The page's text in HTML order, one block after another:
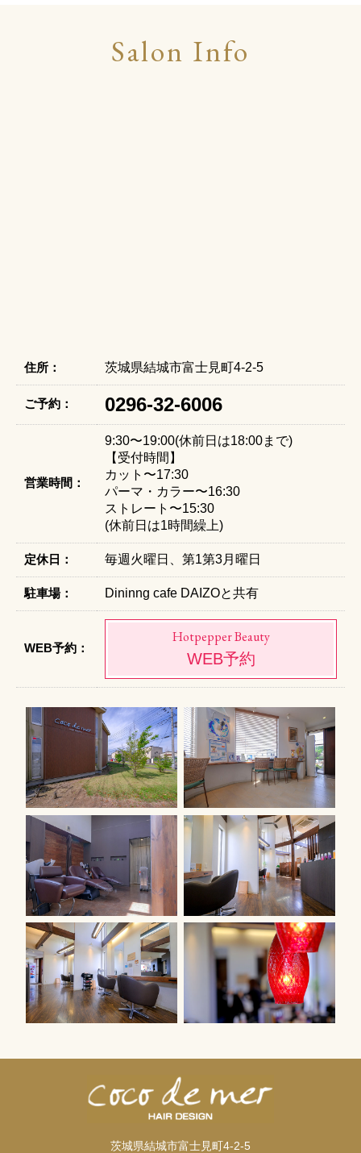
Salon Info
住所： 茨城県結城市富士見町4-2-5
ご予約： 0296-32-6006
営業時間：
9:30〜19:00(休前日は18:00まで)
【受付時間】
カット〜17:30
パーマ・カラー〜16:30
ストレート〜15:30
(休前日は1時間繰上)
定休日： 毎週火曜日、第1第3月曜日
駐車場： Dininng cafe DAIZOと共有
WEB予約：
Hotpepper Beauty
WEB予約
茨城県結城市富士見町4-2-5